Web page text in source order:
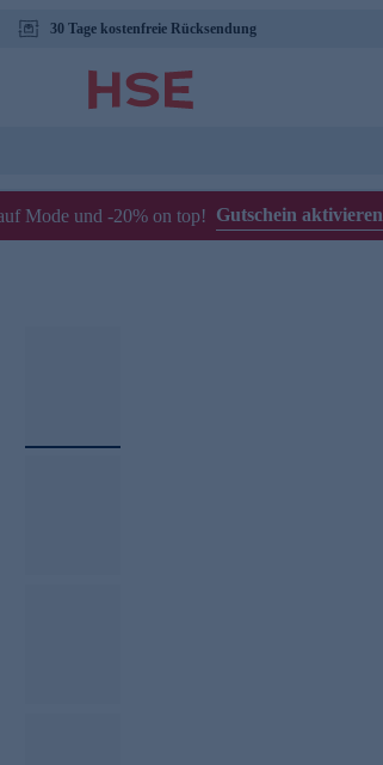
30 Tage kostenfreie Rücksendung
Mode und -20% on top! Gutschein aktivieren